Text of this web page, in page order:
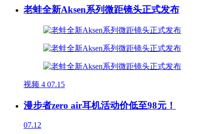
老蛙全新Aksen系列微距镜头正式发布
视频 4 07.15
漫步者zero air耳机活动价低至98元！
07.12